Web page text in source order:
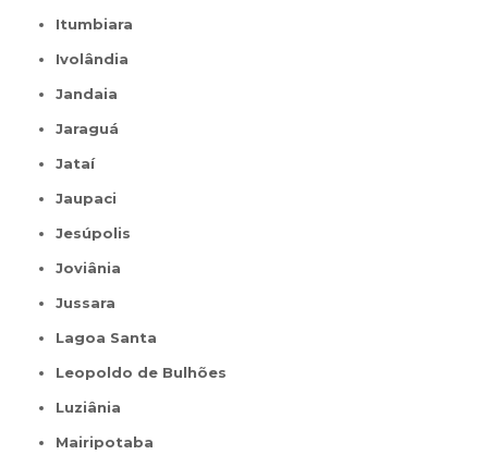
Itumbiara
Ivolândia
Jandaia
Jaraguá
Jataí
Jaupaci
Jesúpolis
Joviânia
Jussara
Lagoa Santa
Leopoldo de Bulhões
Luziânia
Mairipotaba